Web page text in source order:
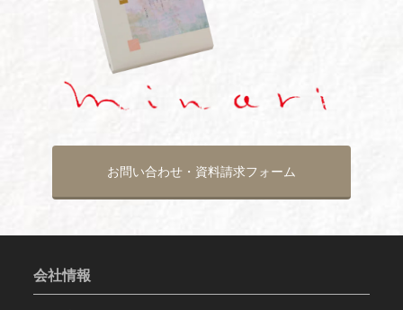
お問い合わせ・資料請求フォーム
会社情報